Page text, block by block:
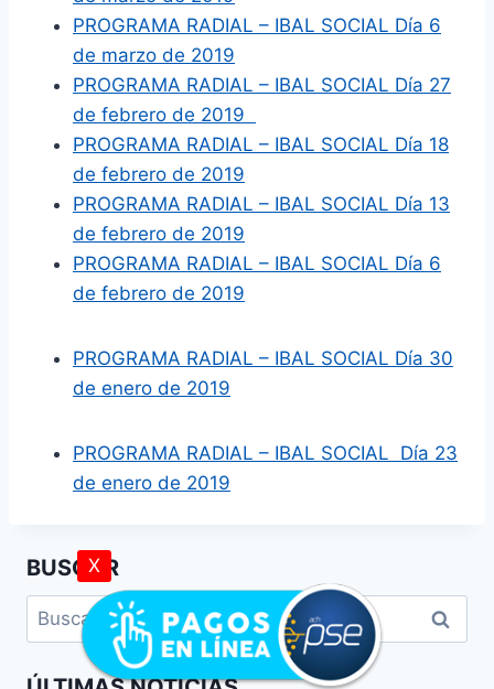
PROGRAMA RADIAL – IBAL SOCIAL Día 6
de marzo de 2019
PROGRAMA RADIAL – IBAL SOCIAL Día 27
de febrero de 2019
PROGRAMA RADIAL – IBAL SOCIAL Día 18
de febrero de 2019
PROGRAMA RADIAL – IBAL SOCIAL Día 13
de febrero de 2019
PROGRAMA RADIAL – IBAL SOCIAL Día 6
de febrero de 2019
PROGRAMA RADIAL – IBAL SOCIAL Día 30
de enero de 2019
PROGRAMA RADIAL – IBAL SOCIAL Día 23
de enero de 2019
BUSCAR
X